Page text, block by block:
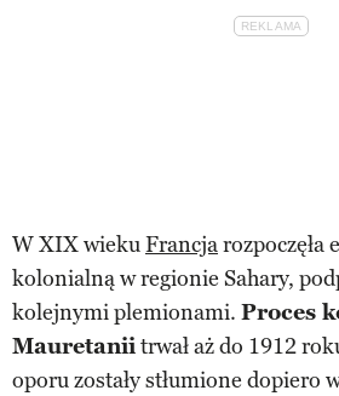
W XIX wiekuFrancjarozpoczęła
kolonialną w regionie Sahary,
kolejnymi plemionami. Proces
Mauretaniitrwał aż do 1912
oporu zostały stłumione dopiero